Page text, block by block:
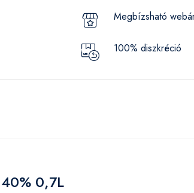
Megbízsható
100% diszkréció
0,7L